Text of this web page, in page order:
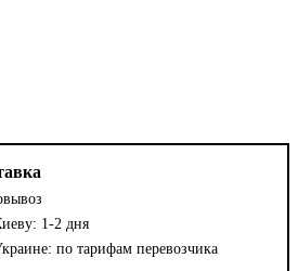
1-2 дня
по тарифам перевозчика